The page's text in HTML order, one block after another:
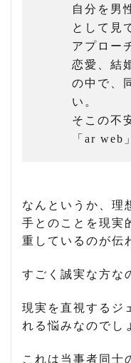
自分を男
として見
アプロー
恋愛、結
の中で、
い。
そこの不
「ar web
なんというか、理
手とのことを現実
重しているのが伝
すごく誠実な方な
現実を直視するジ
れる悩みなのでし
これは当事者同士